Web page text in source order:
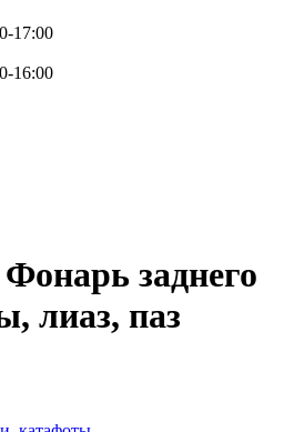
17:00
16:00
заднего
лиаз, паз